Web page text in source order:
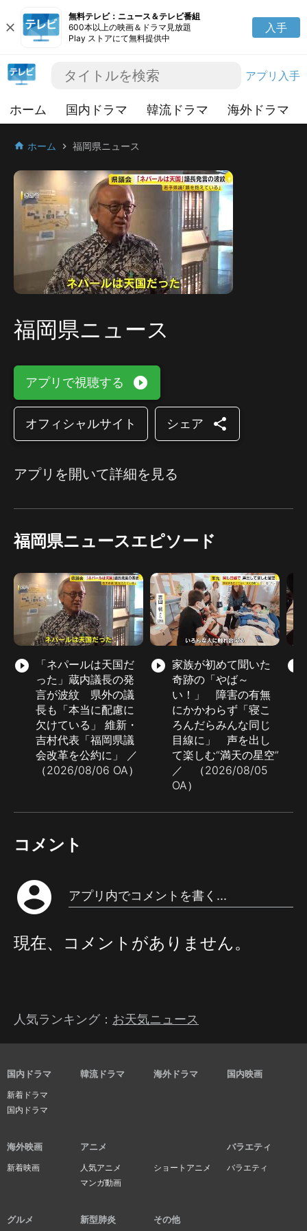
close
無料テレビ：ニュース＆テレビ番組
600本以上の映画＆ドラマ見放題
Play ストアにて無料提供中
入手
アプリ入手
ホーム 国内ドラマ 韓流ドラマ 海外ドラマ
home ホーム chevron_right 福岡県ニュース
福岡県ニュース
アプリで視聴する play_circle_filled
オフィシャルサイト シェア share
アプリを開いて詳細を見る
福岡県ニュースエピソード
play_circle_filled
「ネパールは天国だ
った」蔵内議長の発
言が波紋 県外の議
長も「本当に配慮に
欠けている」 維新・
吉村代表「福岡県議
会改革を公約に」 ／
（2026/08/06 OA）
play_circle_filled 家族が初めて聞いた
奇跡の「やば～
い！」 障害の有無
にかかわらず「寝こ
ろんだらみんな同じ
目線に」 声を出し
て楽しむ“満天の星空”
／ （2026/08/05
OA）
play_circle_filled
コメント
account_circle アプリ内でコメントを書く...
現在、コメントがありません。
人気ランキング： お天気ニュース
国内ドラマ
新着ドラマ
国内ドラマ
韓流ドラマ 海外ドラマ 国内映画
海外映画
新着映画
アニメ
人気アニメ
ショートアニメ
マンガ動画
バラエティ
バラエティ
グルメ 新型肺炎 その他